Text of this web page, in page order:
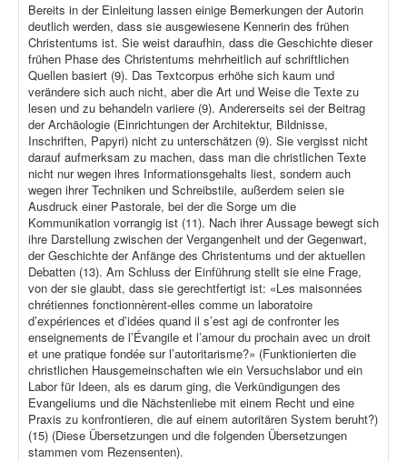
Bereits in der Einleitung lassen einige Bemerkungen der Autorin
deutlich werden, dass sie ausgewiesene Kennerin des frühen
Christentums ist. Sie weist daraufhin, dass die Geschichte dieser
frühen Phase des Christentums mehrheitlich auf schriftlichen
Quellen basiert (9). Das Textcorpus erhöhe sich kaum und
verändere sich auch nicht, aber die Art und Weise die Texte zu
lesen und zu behandeln variiere (9). Andererseits sei der Beitrag
der Archäologie (Einrichtungen der Architektur, Bildnisse,
Inschriften, Papyri) nicht zu unterschätzen (9). Sie vergisst nicht
darauf aufmerksam zu machen, dass man die christlichen Texte
nicht nur wegen ihres Informationsgehalts liest, sondern auch
wegen ihrer Techniken und Schreibstile, außerdem seien sie
Ausdruck einer Pastorale, bei der die Sorge um die
Kommunikation vorrangig ist (11). Nach ihrer Aussage bewegt sich
ihre Darstellung zwischen der Vergangenheit und der Gegenwart,
der Geschichte der Anfänge des Christentums und der aktuellen
Debatten (13). Am Schluss der Einführung stellt sie eine Frage,
von der sie glaubt, dass sie gerechtfertigt ist: «Les maisonnées
chrétiennes fonctionnèrent-elles comme un laboratoire
d’expériences et d’idées quand il s’est agi de confronter les
enseignements de l’Évangile et l’amour du prochain avec un droit
et une pratique fondée sur l’autoritarisme?» (Funktionierten die
christlichen Hausgemeinschaften wie ein Versuchslabor und ein
Labor für Ideen, als es darum ging, die Verkündigungen des
Evangeliums und die Nächstenliebe mit einem Recht und eine
Praxis zu konfrontieren, die auf einem autoritären System beruht?)
(15) (Diese Übersetzungen und die folgenden Übersetzungen
stammen vom Rezensenten).